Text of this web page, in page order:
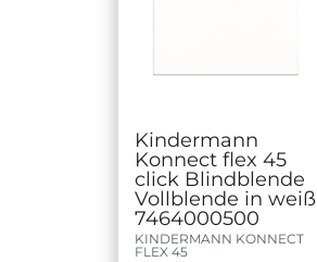
Kindermann
Konnect flex 45
click Blindblende
Vollblende in weiß
7464000500
KINDERMANN KONNECT
FLEX 45